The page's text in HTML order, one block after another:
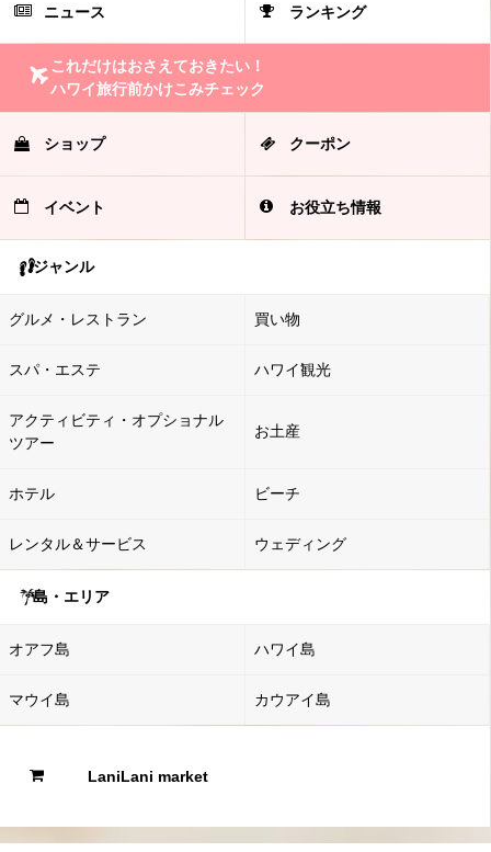
ニュース ランキング
これだけはおさえておきたい！
ハワイ旅行前かけこみチェック
ショップ クーポン
イベント お役立ち情報
ジャンル
グルメ・レストラン 買い物
スパ・エステ ハワイ観光
アクティビティ・オプショナル
ツアー
お土産
ホテル ビーチ
レンタル＆サービス ウェディング
島・エリア
オアフ島 ハワイ島
マウイ島 カウアイ島
LaniLani market